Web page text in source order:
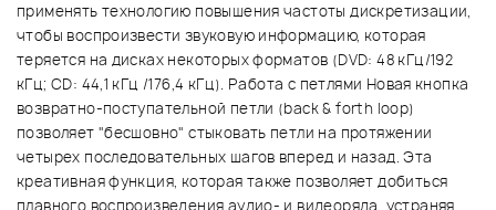
применять технологию повышения частоты дискретизации,
чтобы воспроизвести звуковую информацию, которая
теряется на дисках некоторых форматов (DVD: 48 кГц/192
кГц; CD: 44,1 кГц /176,4 кГц). Работа с петлями Новая кнопка
возвратно-поступательной петли (back & forth loop)
позволяет "бесшовно" стыковать петли на протяжении
четырех последовательных шагов вперед и назад. Эта
креативная функция, которая также позволяет добиться